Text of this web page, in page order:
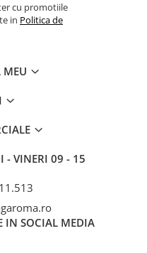
cu promotiile
in Politica de
- VINERI 09 - 15
IN SOCIAL MEDIA